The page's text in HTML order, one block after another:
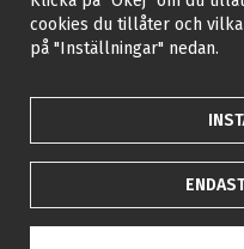
cookies du tillåter och
på "Inställningar" nedan.